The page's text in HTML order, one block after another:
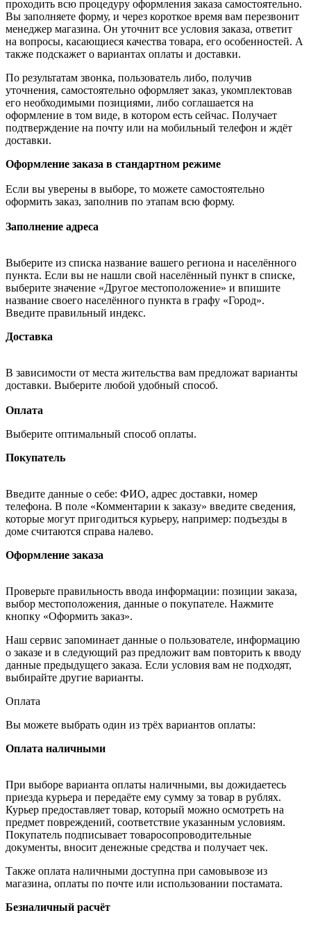
проходить всю процедуру оформления заказа самостоятельно.
Вы заполняете форму, и через короткое время вам перезвонит
менеджер магазина. Он уточнит все условия заказа, ответит
на вопросы, касающиеся качества товара, его особенностей. А
также подскажет о вариантах оплаты и доставки.
По результатам звонка, пользователь либо, получив
уточнения, самостоятельно оформляет заказ, укомплектовав
его необходимыми позициями, либо соглашается на
оформление в том виде, в котором есть сейчас. Получает
подтверждение на почту или на мобильный телефон и ждёт
доставки.
Оформление заказа в стандартном режиме
Если вы уверены в выборе, то можете самостоятельно
оформить заказ, заполнив по этапам всю форму.
Заполнение адреса
Выберите из списка название вашего региона и населённого
пункта. Если вы не нашли свой населённый пункт в списке,
выберите значение «Другое местоположение» и впишите
название своего населённого пункта в графу «Город».
Введите правильный индекс.
Доставка
В зависимости от места жительства вам предложат варианты
доставки. Выберите любой удобный способ.
Оплата
Выберите оптимальный способ оплаты.
Покупатель
Введите данные о себе: ФИО, адрес доставки, номер
телефона. В поле «Комментарии к заказу» введите сведения,
которые могут пригодиться курьеру, например: подъезды в
доме считаются справа налево.
Оформление заказа
Проверьте правильность ввода информации: позиции заказа,
выбор местоположения, данные о покупателе. Нажмите
кнопку «Оформить заказ».
Наш сервис запоминает данные о пользователе, информацию
о заказе и в следующий раз предложит вам повторить к вводу
данные предыдущего заказа. Если условия вам не подходят,
выбирайте другие варианты.
Оплата
Вы можете выбрать один из трёх вариантов оплаты:
Оплата наличными
При выборе варианта оплаты наличными, вы дожидаетесь
приезда курьера и передаёте ему сумму за товар в рублях.
Курьер предоставляет товар, который можно осмотреть на
предмет повреждений, соответствие указанным условиям.
Покупатель подписывает товаросопроводительные
документы, вносит денежные средства и получает чек.
Также оплата наличными доступна при самовывозе из
магазина, оплаты по почте или использовании постамата.
Безналичный расчёт